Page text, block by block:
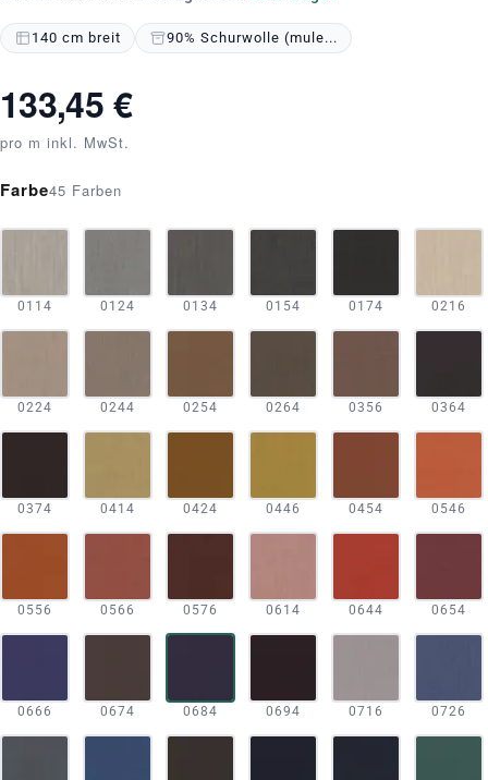
140 cm breit 90% Schurwolle (mule...
133,45 €
pro m inkl. MwSt.
Farbe45 Farben
0114 0124 0134 0154 0174 0216
0224 0244 0254 0264 0356 0364
0374 0414 0424 0446 0454 0546
0556 0566 0576 0614 0644 0654
0666 0674 0684 0694 0716 0726